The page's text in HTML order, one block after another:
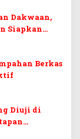
Dakwaan,
Siapkan
Berkas
Diuji di